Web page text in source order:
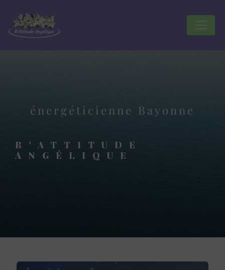
énergéticienne Bayonne
B'ATTITUDE
ANGÉLIQUE